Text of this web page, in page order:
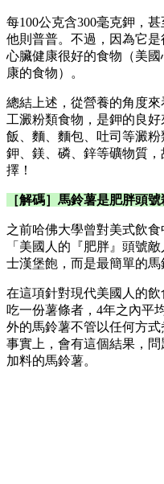
每100公克含300毫克鉀，
他則普普。不過，因為它
心臟健康很好的食物（美
康的食物）。
總結上述，從營養的角度
工澱粉類食物，是鉀的良
飯、麵、麵包、吐司等澱
鉀、鎂、磷、鋅等礦物質
擇！
［解碼］​馬鈴薯是肥胖頭
之前哈佛大學曾對美式飲
「美國人的『肥胖』頭號
士漢堡飽，而是最簡單的馬
在這項針對現代美國人的
吃一份薯條者，4年之內平
外的馬鈴薯不管以任何方式
事實上，會有這個結果，
加料的馬鈴薯。